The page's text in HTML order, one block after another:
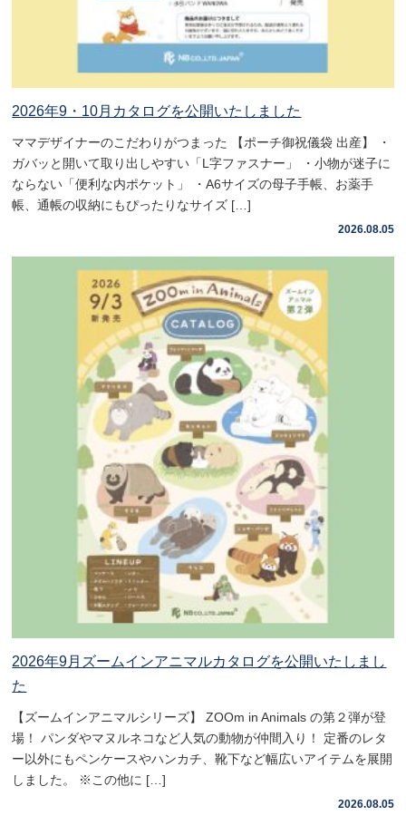
2026年9・10月カタログを公開いたしました
ママデザイナーのこだわりがつまった 【ポーチ御祝儀袋 出産】 ・
ガバッと開いて取り出しやすい「L字ファスナー」 ・小物が迷子に
ならない「便利な内ポケット」 ・A6サイズの母子手帳、お薬手
帳、通帳の収納にもぴったりなサイズ […]
2026.08.05
2026年9月ズームインアニマルカタログを公開いたしまし
た
【ズームインアニマルシリーズ】 ZOOm in Animals の第２弾が登
場！ パンダやマヌルネコなど人気の動物が仲間入り！ 定番のレタ
ー以外にもペンケースやハンカチ、靴下など幅広いアイテムを展開
しました。 ※この他に […]
2026.08.05